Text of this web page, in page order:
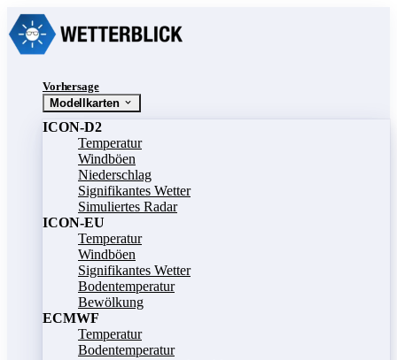
Vorhersage
Modellkarten
ICON-D2
Temperatur
Windböen
Niederschlag
Signifikantes Wetter
Simuliertes Radar
ICON-EU
Temperatur
Windböen
Signifikantes Wetter
Bodentemperatur
Bewölkung
ECMWF
Temperatur
Bodentemperatur